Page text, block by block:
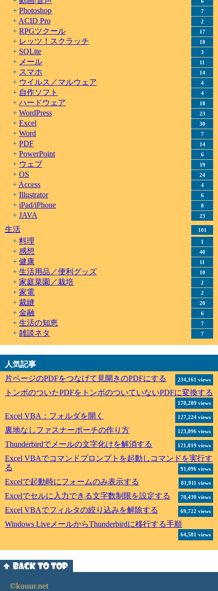
Photoshop 7
ACID Pro 2
RPGツクール 17
レッツ！スクラッチ 18
SQLite 3
メール 11
スマホ 14
ウイルス／マルウェア 4
自作ソフト 4
ハードウェア 18
WordPress 23
Excel 30
Word 7
PDF 14
PowerPoint 6
ウェブ 19
OS 24
Access 4
Illustrator 6
iPad/iPhone 8
JAVA 23
生活 101
料理 1
感想 40
健康 11
生活用品／便利グッズ 10
家庭菜園／栽培 2
家電 2
裁縫 20
金融 6
生活の知恵 7
雑談ネタ 7
人気記事
片ページのPDFをつなげて見開きのPDFにする
234,161 views
トンボのついたPDFをトンボのついていないPDFに変換する
178,289 views
Excel VBA：フォルダを開く 127,224 views
裏地なしファスナーポーチの作り方 123,896 views
Thunderbirdでメールの文字化けを解消する 121,019 views
Excel VBAでコマンドプロンプトを起動しコマンドを実行す
る
91,096 views
Excelで起動時にフォームのみ表示する 81,911 views
Excelでセルに入力できる文字数制限を設定する 70,430 views
Excel VBAでフィルタの絞り込みを解除する 69,722 views
Windows LiveメールからThunderbirdに移行する手順
64,581 views
©kuuur.net